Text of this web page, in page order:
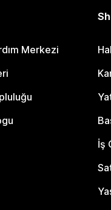
Merkezi
İş